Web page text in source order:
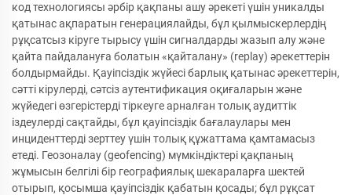
код технологиясы әрбір қақпаны ашу әрекеті үшін уникалды
қатынас ақпаратын генерациялайды, бұл қылмыскерлердің
рұқсатсыз кіруге тырысу үшін сигналдарды жазып алу және
қайта пайдалануға болатын «қайталану» (replay) әрекеттерін
болдырмайды. Қауіпсіздік жүйесі барлық қатынас әрекеттерін,
сәтті кірулерді, сәтсіз аутентификация оқиғаларын және
жүйедегі өзгерістерді тіркеуге арналған толық аудиттік
іздеулерді сақтайды, бұл қауіпсіздік бағалаулары мен
инциденттерді зерттеу үшін толық құжаттама қамтамасыз
етеді. Геозоналау (geofencing) мүмкіндіктері қақпаның
жұмысын белгілі бір географиялық шекараларға шектей
отырып, қосымша қауіпсіздік қабатын қосады; бұл рұқсат